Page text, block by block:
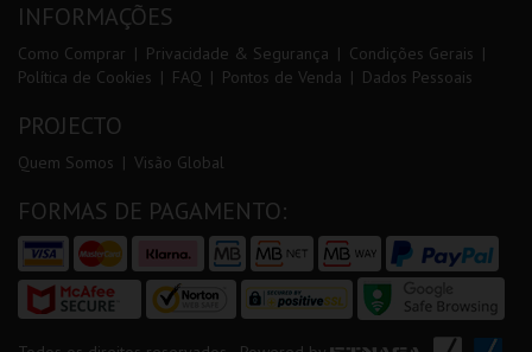
INFORMAÇÕES
Como Comprar Privacidade & Segurança
Condições Gerais
Política de Cookies
FAQ Pontos de Venda Dados Pessoais
PROJECTO
Quem Somos Visão Global
FORMAS DE PAGAMENTO: